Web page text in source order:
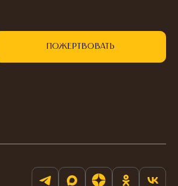
Пожертвовать